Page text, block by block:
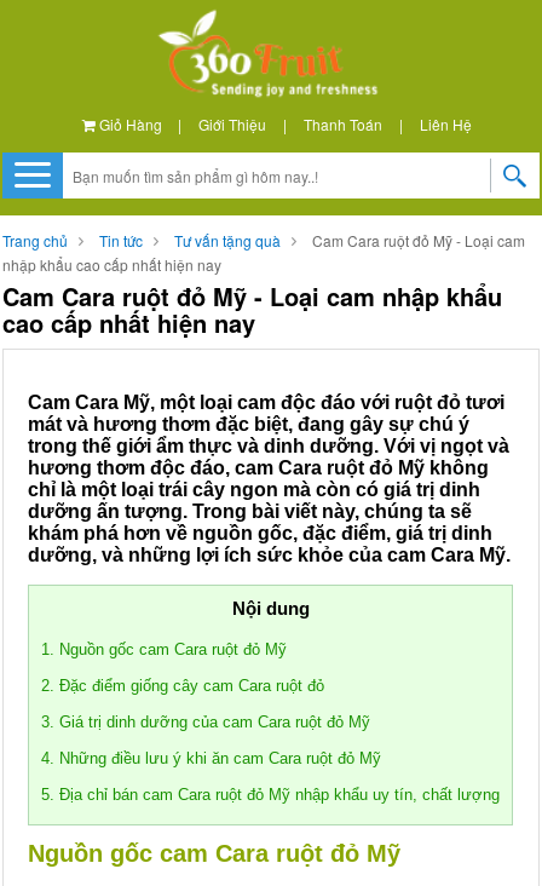
Giỏ Hàng | Giới Thiệu | Thanh Toán | Liên Hệ
Trang chủ Tin tức Tư vấn tặng quà
Cam Cara ruột đỏ Mỹ - Loại cam
nhập khẩu cao cấp nhất hiện nay
Cam Cara ruột đỏ Mỹ - Loại cam nhập khẩu
cao cấp nhất hiện nay
Cam Cara Mỹ, một loại cam độc đáo với ruột đỏ tươi
mát và hương thơm đặc biệt, đang gây sự chú ý
trong thế giới ẩm thực và dinh dưỡng. Với vị ngọt và
hương thơm độc đáo, cam Cara ruột đỏ Mỹ không
chỉ là một loại trái cây ngon mà còn có giá trị dinh
dưỡng ấn tượng. Trong bài viết này, chúng ta sẽ
khám phá hơn về nguồn gốc, đặc điểm, giá trị dinh
dưỡng, và những lợi ích sức khỏe của cam Cara Mỹ.
Nội dung
1. Nguồn gốc cam Cara ruột đỏ Mỹ
2. Đặc điểm giống cây cam Cara ruột đỏ
3. Giá trị dinh dưỡng của cam Cara ruột đỏ Mỹ
4. Những điều lưu ý khi ăn cam Cara ruột đỏ Mỹ
5. Địa chỉ bán cam Cara ruột đỏ Mỹ nhập khẩu uy tín, chất lượng
Nguồn gốc cam Cara ruột đỏ Mỹ